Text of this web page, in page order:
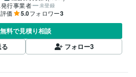
行事業者
未登録
評価 5.0フォロワー3
無料で見積り相談
フォロー3